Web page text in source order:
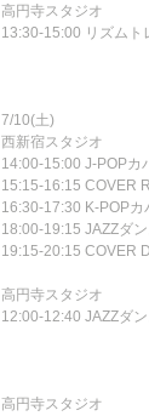
高円寺スタジオ
13:30-15:00 リズムト
7/10(土)
西新宿スタジオ
14:00-15:00 J-POPカ
15:15-16:15 COVER
16:30-17:30 K-POPカ
18:00-19:15 JAZZダ
19:15-20:15 COVER
高円寺スタジオ
12:00-12:40 JAZZダ
高円寺スタジオ